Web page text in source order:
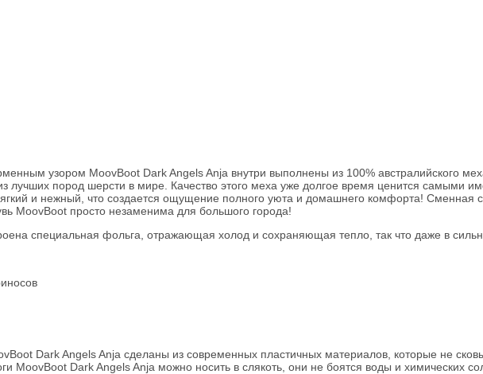
узором MoovBoot Dark Angels Anja внутри выполнены из 100% австралийского
лучших пород шерсти в мире. Качество этого меха уже долгое время ценится самыми
и нежный, что создается ощущение полного уюта и домашнего комфорта! Сменная
MoovBoot просто незаменима для большого города!
специальная фольга, отражающая холод и сохраняющая тепло, так что даже в
Dark Angels Anja сделаны из современных пластичных материалов, которые не
MoovBoot Dark Angels Anja можно носить в слякоть, они не боятся воды и химических